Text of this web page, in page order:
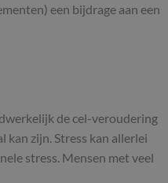
een bijdrage aan een
de cel-veroudering
kan zijn. Stress kan allerlei
stress. Mensen met veel